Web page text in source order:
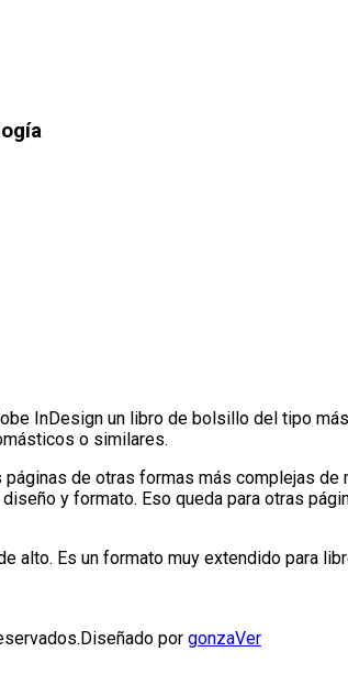
InDesign un libro de bolsillo del tipo
o similares.
de otras formas más complejas
y formato. Eso queda para otras
alto. Es un formato muy extendido para
Diseñado por gonzaVer